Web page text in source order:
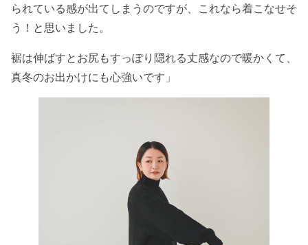
られている感が出てしまうのですが、これなら着こなせそ
う！と思いました。
裾は伸ばすとお尻もすっぽり隠れる丈感なので暖かくて、
真冬のお出かけにも心強いです」